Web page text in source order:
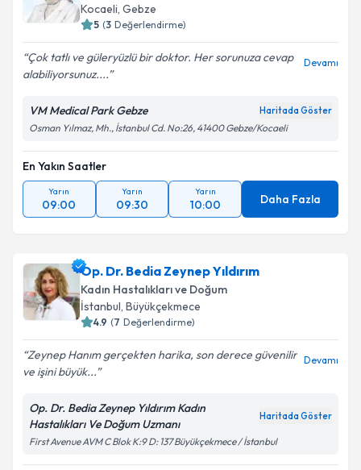
Kocaeli, Gebze
5 (3 Değerlendirme)
Çok tatlı ve güleryüzlü bir doktor. Her sorunuza cevap
alabiliyorsunuz....
Devamı
VM Medical Park Gebze Haritada Göster
Osman Yılmaz, Mh., İstanbul Cd. No:26, 41400 Gebze/Kocaeli
En Yakın Saatler
Yarın
09:00
Yarın
09:30
Yarın
10:00 Daha Fazla
Op. Dr. Bedia Zeynep Yıldırım
Kadın Hastalıkları ve Doğum
İstanbul, Büyükçekmece
4.9 (7 Değerlendirme)
Zeynep Hanım gerçekten harika, son derece güvenilir
ve işini büyük...
Devamı
Op. Dr. Bedia Zeynep Yıldırım Kadın
Hastalıkları Ve Doğum Uzmanı
Haritada Göster
First Avenue AVM C Blok K:9 D: 137 Büyükçekmece / İstanbul